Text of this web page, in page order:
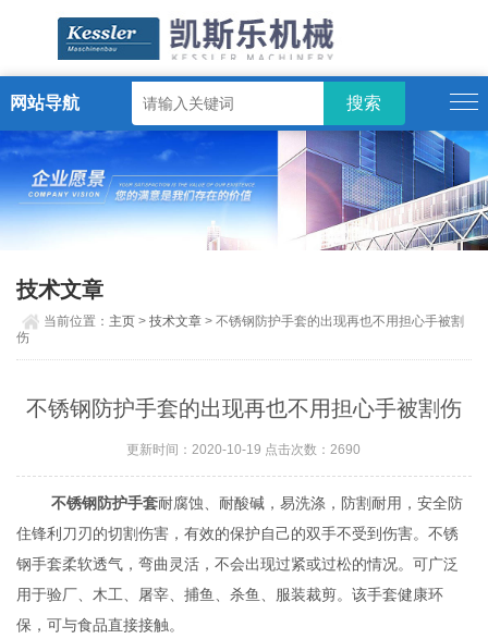
ENGLISH
网站导航
技术文章
当前位置： 主页 >技术文章 > 不锈钢防护手套的出现再也不用担心手被割
伤
不锈钢防护手套的出现再也不用担心手被割伤
更新时间：2020-10-19 点击次数：2690
不锈钢防护手套耐腐蚀、耐酸碱，易洗涤，防割耐用，安全防
住锋利刀刃的切割伤害，有效的保护自己的双手不受到伤害。不锈
钢手套柔软透气，弯曲灵活，不会出现过紧或过松的情况。可广泛
用于验厂、木工、屠宰、捕鱼、杀鱼、服装裁剪。该手套健康环
保，可与食品直接接触。